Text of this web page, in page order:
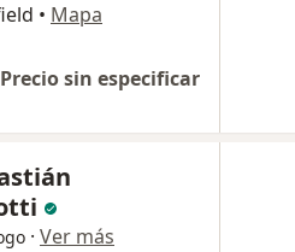
• Mapa
Precio sin especificar
· Ver más